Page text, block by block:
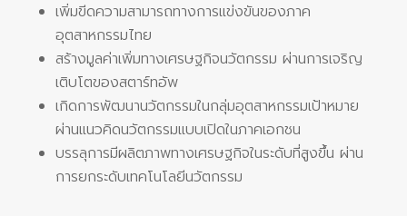
เพิ่มขีดความสามารถทางการแข่งขันของภาค
อุตสาหกรรมไทย
สร้างมูลค่าเพิ่มทางเศรษฐกิจนวัตกรรม ผ่านการเจริญ
เติบโตของสตาร์ทอัพ
เกิดการพัฒนานวัตกรรมในกลุ่มอุตสาหกรรมเป้าหมาย
ผ่านแนวคิดนวัตกรรมแบบเปิดในภาคเอกชน
บรรลุการมีผลิตภาพทางเศรษฐกิจในระดับที่สูงขึ้น ผ่าน
การยกระดับเทคโนโลยีนวัตกรรม